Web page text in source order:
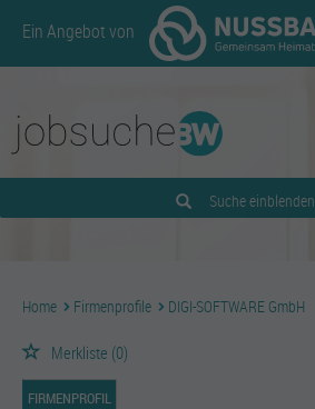
Ein Angebot von
Suche einblenden
Home Firmenprofile DIGI-SOFTWARE GmbH
Merkliste (0)
FIRMENPROFIL